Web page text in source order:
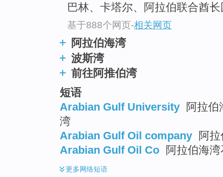
巴林、卡塔尔、阿拉伯联合酋
基于888个网页-相关网页
阿拉伯海湾
波斯湾
前往阿推伯湾
短语
Arabian Gulf University 阿拉伯
湾
Arabian Gulf Oil company 阿
Arabian Gulf Oil Co 阿拉伯海
更多网络短语